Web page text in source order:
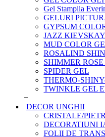
Gel Stampila
GELURI
GYPSUM
JAZZ
MUD COLOR
ROSALIND
SHIMMER
SPIDER GEL
THERMO-
TWINKLE GEL
+
DECOR UNGHII
CRISTALE/
DECORATIUNI
FOLII DE